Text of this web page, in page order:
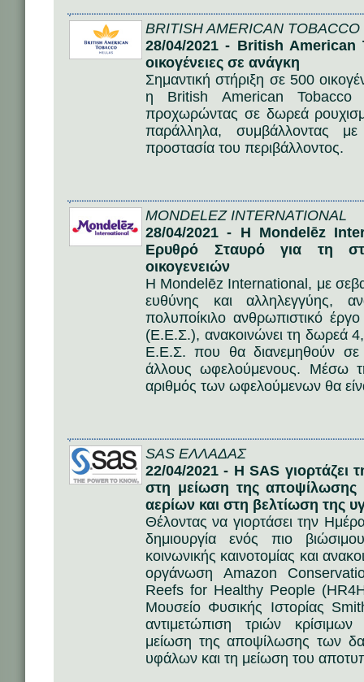
BRITISH AMERICAN
28/04/2021 - British American
οικογένειες σε ανάγκη
Σημαντική στήριξη σε 500
η British American Tobacco
προχωρώντας σε δωρεά
παράλληλα, συμβάλλοντας
προστασία του περιβάλλοντος.
MONDELEZ INTERNATIONAL
28/04/2021 - Η Mondelēz
Ερυθρό Σταυρό για τη
οικογενειών
Η Mondelēz International, με
ευθύνης και αλληλεγγύης,
πολυποίκιλο ανθρωπιστικό
(Ε.Ε.Σ.), ανακοινώνει τη δωρεά
Ε.Ε.Σ. που θα διανεμηθούν σε
άλλους ωφελούμενους. Μέσω
αριθμός των ωφελούμενων θα
SAS ΕΛΛΑΔΑΣ
22/04/2021 - Η SAS γιορτάζει
στη μείωση της
αερίων και στη βελτίωση της
Θέλοντας να γιορτάσει την
δημιουργία ενός πιο
κοινωνικής καινοτομίας και
οργάνωση Amazon
Reefs for Healthy People
Μουσείο Φυσικής Ιστορίας
αντιμετώπιση τριών
μείωση της αποψίλωσης των
υφάλων και τη μείωση του